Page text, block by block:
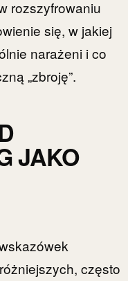
rozszyfrowaniu
się, w jakiej
narażeni i co
„zbroję”.
JAKO
często